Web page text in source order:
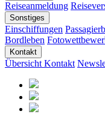
Reiseanmeldung
Sonstiges
Einschiffungen
Bordleben
Kontakt
Übersicht Kontakt